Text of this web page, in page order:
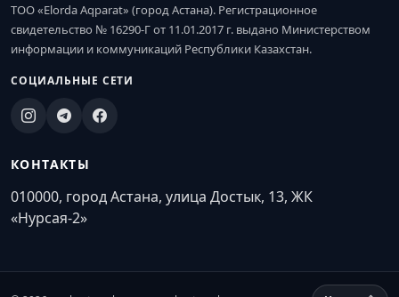
ТОО «Elorda Aqparat» (город Астана). Регистрационное
свидетельство № 16290-Г от 11.01.2017 г. выдано Министерством
информации и коммуникаций Республики Казахстан.
СОЦИАЛЬНЫЕ СЕТИ
КОНТАКТЫ
010000, город Астана, улица Достык, 13, ЖК
«Нурсая-2»